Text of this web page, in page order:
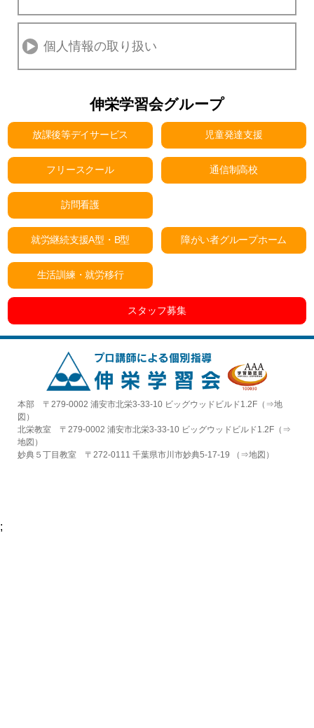
個人情報の取り扱い
伸栄学習会グループ
放課後等デイサービス 児童発達支援
フリースクール 通信制高校
訪問看護
就労継続支援A型・B型 障がい者グループホーム
生活訓練・就労移行
スタッフ募集
本部 〒279-0002 浦安市北栄3-33-10 ビッグウッドビルド1.2F（⇒地
図 ）
北栄教室 〒279-0002 浦安市北栄3-33-10 ビッグウッドビルド1.2F（⇒
地図 ）
妙典５丁目教室 〒272-0111 千葉県市川市妙典5-17-19 （⇒地図 ）
;